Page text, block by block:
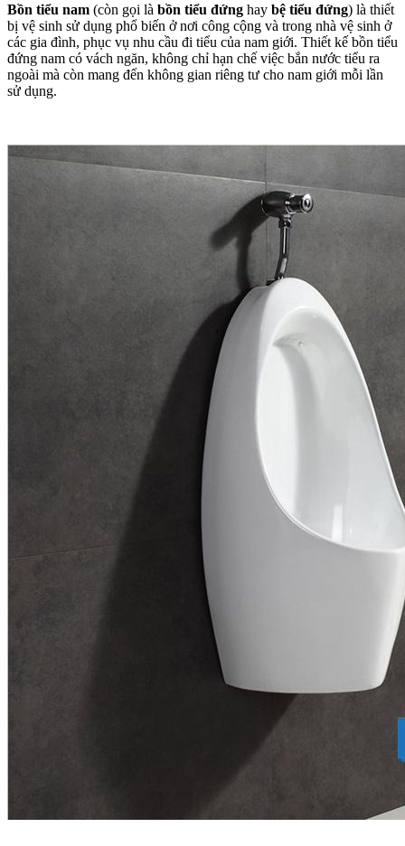
Bồn tiểu nam (còn gọi là bồn tiểu đứng hay bệ tiểu đứng) là thiết
bị vệ sinh sử dụng phổ biến ở nơi công cộng và trong nhà vệ sinh ở
các gia đình, phục vụ nhu cầu đi tiểu của nam giới. Thiết kế bồn tiểu
đứng nam có vách ngăn, không chỉ hạn chế việc bắn nước tiểu ra
ngoài mà còn mang đến không gian riêng tư cho nam giới mỗi lần
sử dụng.